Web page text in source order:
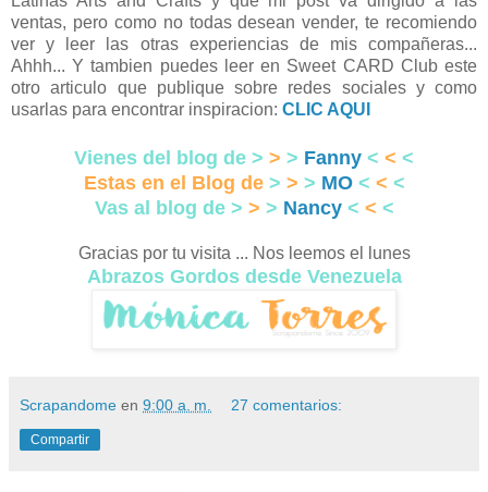
ventas, pero como no todas desean vender, te recomiendo
ver y leer las otras experiencias de mis compañeras...
Ahhh... Y tambien puedes leer en Sweet CARD Club este
otro articulo que publique sobre redes sociales y como
usarlas para encontrar inspiracion: CLIC AQUI
Vienes del blog de > > > Fanny < < <
Estas en el Blog de> > > MO < < <
Vas al blog de > > > Nancy < < <
Gracias por tu visita ... Nos leemos el lunes
Abrazos Gordos desde Venezuela
Scrapandome en 9:00 a. m. 27 comentarios:
Compartir